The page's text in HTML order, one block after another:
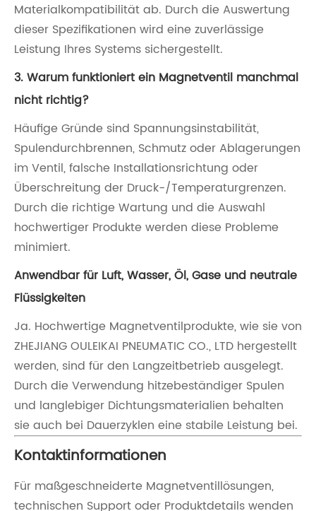
Materialkompatibilität ab. Durch die Auswertung
dieser Spezifikationen wird eine zuverlässige
Leistung Ihres Systems sichergestellt.
3. Warum funktioniert ein Magnetventil manchmal
nicht richtig?
Häufige Gründe sind Spannungsinstabilität,
Spulendurchbrennen, Schmutz oder Ablagerungen
im Ventil, falsche Installationsrichtung oder
Überschreitung der Druck-/Temperaturgrenzen.
Durch die richtige Wartung und die Auswahl
hochwertiger Produkte werden diese Probleme
minimiert.
Anwendbar für Luft, Wasser, Öl, Gase und neutrale
Flüssigkeiten
Ja. Hochwertige Magnetventilprodukte, wie sie von
ZHEJIANG OULEIKAI PNEUMATIC CO., LTD hergestellt
werden, sind für den Langzeitbetrieb ausgelegt.
Durch die Verwendung hitzebeständiger Spulen
und langlebiger Dichtungsmaterialien behalten
sie auch bei Dauerzyklen eine stabile Leistung bei.
Kontaktinformationen
Für maßgeschneiderte Magnetventillösungen,
technischen Support oder Produktdetails wenden